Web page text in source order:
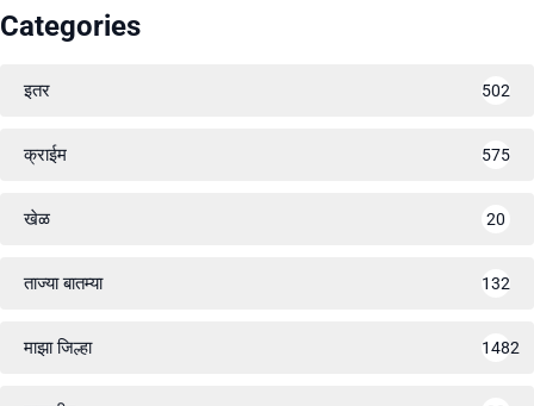
Categories
इतर 502
क्राईम 575
खेळ 20
ताज्या बातम्या 132
माझा जिल्हा 1482